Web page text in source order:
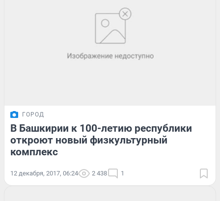
ГОРОД
В Башкирии к 100-летию республики
откроют новый физкультурный
комплекс
12 декабря, 2017, 06:24 2 438 1